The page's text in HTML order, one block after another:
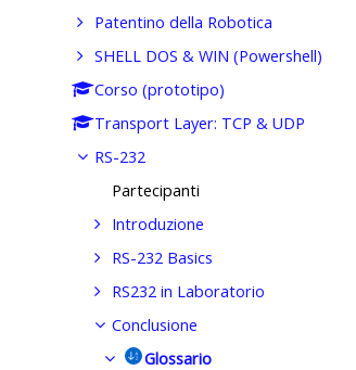
Patentino della Robotica
SHELL DOS & WIN (Powershell)
Corso (prototipo)
Transport Layer: TCP & UDP
RS-232
Partecipanti
Introduzione
RS-232 Basics
RS232 in Laboratorio
Conclusione
Glossario